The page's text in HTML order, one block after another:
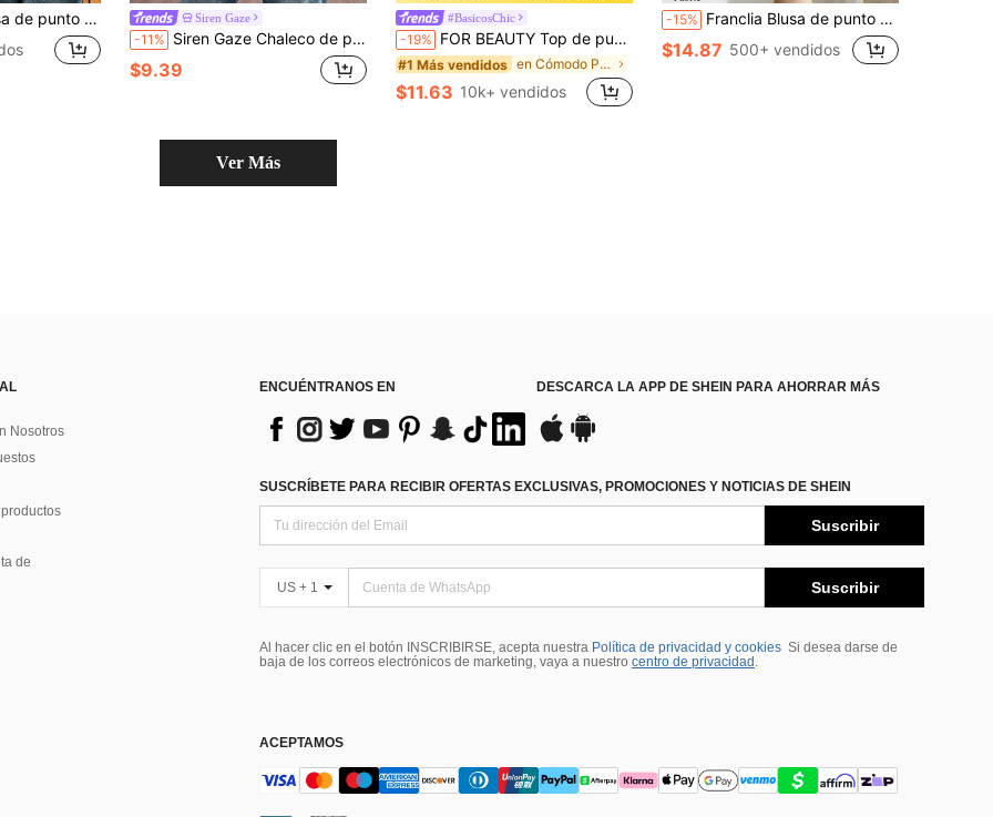
y casual para uso diario de mujer Siren Gaze
-11% Siren Gaze Chaleco de punto a rayas verdes, estilo bohemio, elegante, romántico, vintage, minimalista, casual para mujer, para vacaciones, ir al trabajo, festival de música, playa, verano
$9.39
#BasicosChic
-19% FOR BEAUTY Top de punto nuevo de verano para mujer, estilo casual, chal suelto de color dorado liso, estilo bohemio, adecuado para playa y vacaciones, ropa de resort
#1 Más vendidos en Cómodo Prendas de punto para mujer
$11.63 10k+ vendidos
-15% Franclia Blusa de punto ajustada de unicolor con cuello vuelto, manga corta raglán para mujer, para primavera/verano
$14.87 500+ vendidos
Ver Más
Nosotros
de
ENCUÉNTRANOS EN DESCARCA LA APP DE SHEIN PARA AHORRAR MÁS
SUSCRÍBETE PARA RECIBIR OFERTAS EXCLUSIVAS, PROMOCIONES Y NOTICIAS DE SHEIN
Suscribir
US + 1 Suscribir
Al hacer clic en el botón INSCRIBIRSE, acepta nuestra Política de privacidad y cookies Si desea darse de
baja de los correos electrónicos de marketing, vaya a nuestro centro de privacidad .
ACEPTAMOS